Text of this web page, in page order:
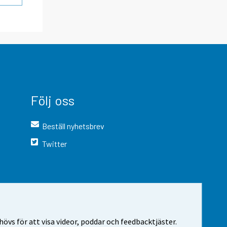
för att visa videor, poddar och feedbacktjäster.
Följ oss
Beställ nyhetsbrev
Twitter